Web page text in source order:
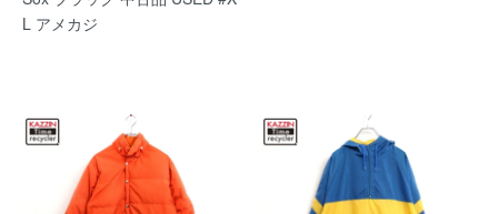
L アメカジ